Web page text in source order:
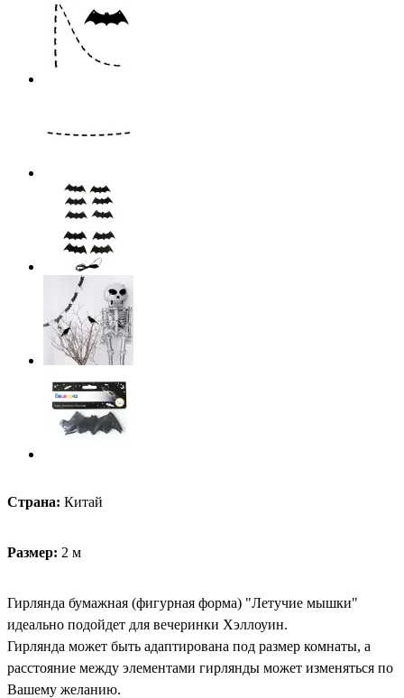
Страна: Китай
Размер: 2 м
Гирлянда бумажная (фигурная форма) "Летучие мышки"
идеально подойдет для вечеринки Хэллоуин.
Гирлянда может быть адаптирована под размер комнаты, а
расстояние между элементами гирлянды может изменяться по
Вашему желанию.